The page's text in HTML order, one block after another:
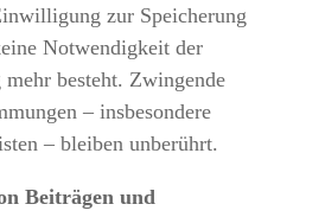
zur Speicherung
Notwendigkeit der
mehr besteht. Zwingende
– insbesondere
– bleiben unberührt.
Beiträgen und